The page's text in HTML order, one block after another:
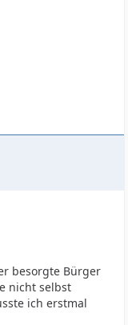
besorgte Bürger
nicht selbst
ich erstmal